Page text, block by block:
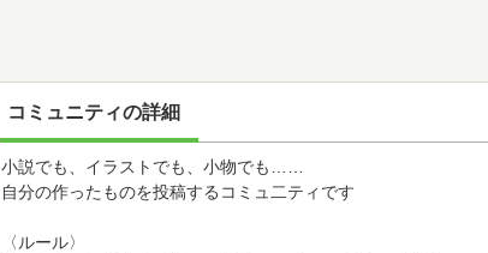
コミュニティの詳細
小説でも、イラストでも、小物でも……
自分の作ったものを投稿するコミュ二ティです
〈ルール〉